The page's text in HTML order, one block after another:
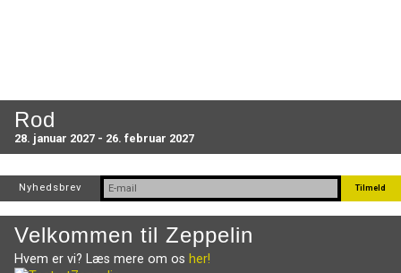
Rod
28. januar 2027 - 26. februar 2027
Nyhedsbrev
Velkommen til Zeppelin
Hvem er vi? Læs mere om os her!